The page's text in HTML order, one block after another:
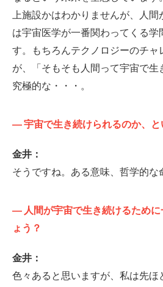
上施設かはわかりませんが、人
は宇宙医学が一番関わってくる学
す。もちろんテクノロジーのチャ
が、「そもそも人間って宇宙で生
究極的な・・・。
—宇宙で生き続けられるのか、と
金井：
そうですね。ある意味、哲学的な
— 人間が宇宙で生き続けるため
ょう？
金井：
色々あると思いますが、私は先ほ